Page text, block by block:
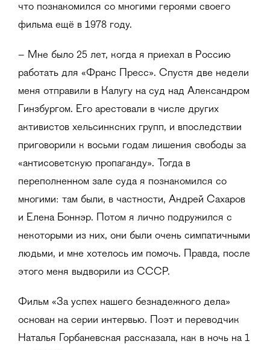
что познакомился со многими героями своего
фильма ещё в 1978 году.
– Мне было 25 лет, когда я приехал в Россию
работать для «Франс Пресс». Спустя две недели
меня отправили в Калугу на суд над Александром
Гинзбургом. Его арестовали в числе других
активистов хельсинкских групп, и впоследствии
приговорили к восьми годам лишения свободы за
«антисоветскую пропаганду». Тогда в
переполненном зале суда я познакомился со
многими: там были, в частности, Андрей Сахаров
и Елена Боннэр. Потом я лично подружился с
некоторыми из них, они были очень симпатичными
людьми, и мне хотелось им помочь. Правда, после
этого меня выдворили из СССР.
Фильм «За успех нашего безнадежного дела»
основан на серии интервью. Поэт и переводчик
Наталья Горбаневская рассказала, как в ночь на 1